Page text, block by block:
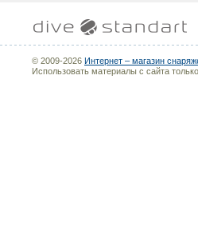
© 2009-2026 Интернет – магазин
Использовать материалы с сайта